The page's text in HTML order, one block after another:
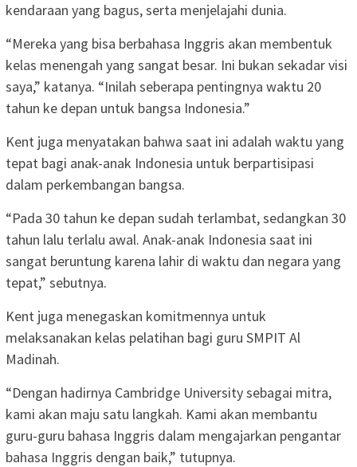
kendaraan yang bagus, serta menjelajahi dunia.
“Mereka yang bisa berbahasa Inggris akan membentuk
kelas menengah yang sangat besar. Ini bukan sekadar visi
saya,” katanya. “Inilah seberapa pentingnya waktu 20
tahun ke depan untuk bangsa Indonesia.”
Kent juga menyatakan bahwa saat ini adalah waktu yang
tepat bagi anak-anak Indonesia untuk berpartisipasi
dalam perkembangan bangsa.
“Pada 30 tahun ke depan sudah terlambat, sedangkan 30
tahun lalu terlalu awal. Anak-anak Indonesia saat ini
sangat beruntung karena lahir di waktu dan negara yang
tepat,” sebutnya.
Kent juga menegaskan komitmennya untuk
melaksanakan kelas pelatihan bagi guru SMPIT Al
Madinah.
“Dengan hadirnya Cambridge University sebagai mitra,
kami akan maju satu langkah. Kami akan membantu
guru-guru bahasa Inggris dalam mengajarkan pengantar
bahasa Inggris dengan baik,” tutupnya.